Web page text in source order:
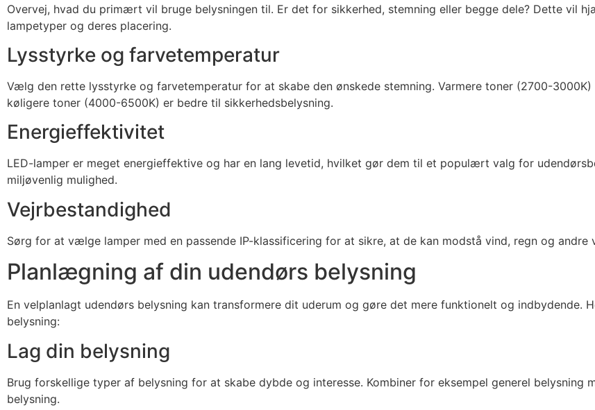
Overvej, hvad du primært vil bruge belysningen til. Er det for sikkerhed, stemning eller begge dele? Dette vil
lampetyper og deres placering.
Lysstyrke og farvetemperatur
Vælg den rette lysstyrke og farvetemperatur for at skabe den ønskede stemning. Varmere toner (2700-
køligere toner (4000-6500K) er bedre til sikkerhedsbelysning.
Energieffektivitet
LED-lamper er meget energieffektive og har en lang levetid, hvilket gør dem til et populært valg for
miljøvenlig mulighed.
Vejrbestandighed
Sørg for at vælge lamper med en passende IP-klassificering for at sikre, at de kan modstå vind, regn og andre
Planlægning af din udendørs belysning
En velplanlagt udendørs belysning kan transformere dit uderum og gøre det mere funktionelt og indbydende.
belysning:
Lag din belysning
Brug forskellige typer af belysning for at skabe dybde og interesse. Kombiner for eksempel generel belysning
belysning.